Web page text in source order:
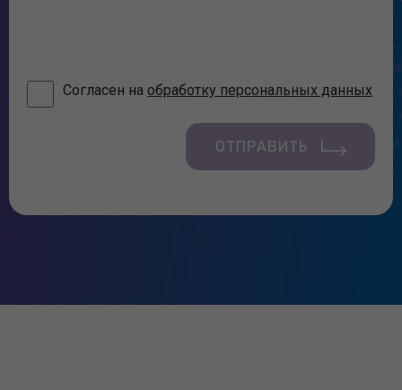
Согласен на обработку персональных данных
ОТПРАВИТЬ